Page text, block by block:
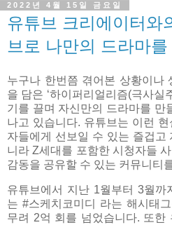
2022년 4월 15일 금요일
유튜브 크리에이터와
브로 나만의 드라마
누구나 한번쯤 겪어본 상황이나
을 담은 ‘하이퍼리얼리즘(극사실
기를 끌며 자신만의 드라마를 만
나고 있습니다. 유튜브는 이런
자들에게 선보일 수 있는 즐겁고
니라 Z세대를 포함한 시청자들
감동을 공유할 수 있는 커뮤니티
유튜브에서 지난 1월부터 3월까
는 #스케치코미디 라는 해시태
무려 2억 회를 넘었습니다. 또한